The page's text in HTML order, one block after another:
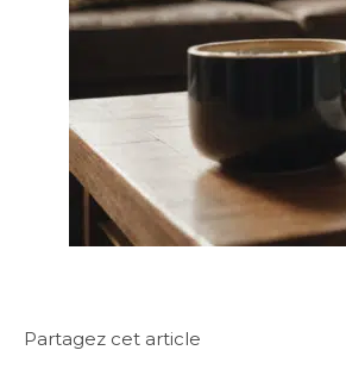
Partagez cet article